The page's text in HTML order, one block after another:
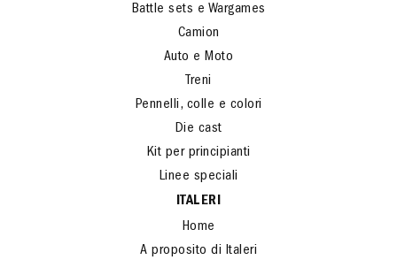
Battle sets e Wargames
Camion
Auto e Moto
Treni
Pennelli, colle e colori
Die cast
Kit per principianti
Linee speciali
ITALERI
Home
A proposito di Italeri